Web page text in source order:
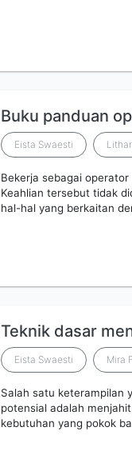
Buku panduan
Eista Swaesti
Bekerja sebagai
Keahlian tersebut tidak
hal-hal yang berkaitan
Teknik dasar
Eista Swaesti Mira
Salah satu keterampilan
potensial adalah
kebutuhan yang pokok